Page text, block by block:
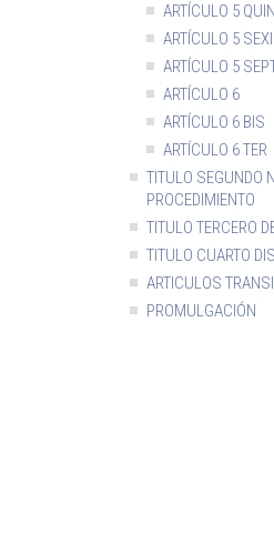
ARTÍCULO 5
ARTÍCULO 5
ARTÍCULO 5
ARTÍCULO 6
ARTÍCULO 6 BIS
ARTÍCULO 6 TER
TITULO SEGUNDO
PROCEDIMIENTO
TITULO TERCERO
TITULO CUARTO
ARTICULOS
PROMULGACIÓN